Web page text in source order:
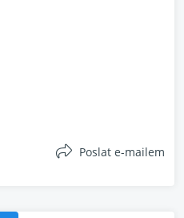
Poslat e-mailem